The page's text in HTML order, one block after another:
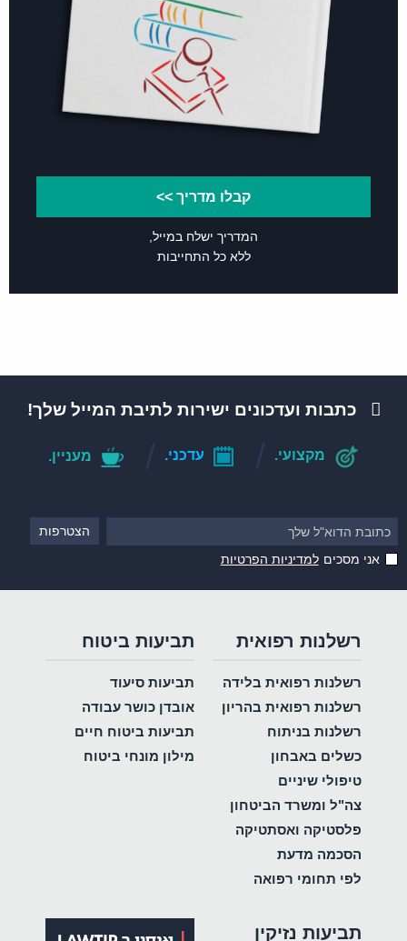
קבלו מדריך >>
המדריך ישלח במייל,
ללא כל התחייבות
כתבות ועדכונים ישירות לתיבת המייל שלך!
מקצועי. עדכני. מעניין.
אני מסכים למדיניות הפרטיות
רשלנות רפואית
רשלנות רפואית בלידה
רשלנות רפואית בהריון
רשלנות בניתוח
כשלים באבחון
טיפולי שיניים
צה"ל ומשרד הביטחון
פלסטיקה ואסתטיקה
הסכמה מדעת
לפי תחומי רפואה
תביעות ביטוח
תביעות סיעוד
אובדן כושר עבודה
תביעות ביטוח חיים
מילון מונחי ביטוח
תביעות נזיקין